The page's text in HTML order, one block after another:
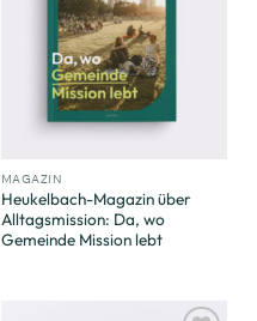
MAGAZIN
Heukelbach-Magazin über
Alltagsmission: Da, wo
Gemeinde Mission lebt